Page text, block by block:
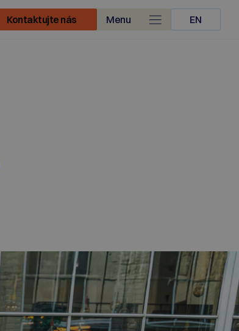
Kontaktujte nás Menu EN